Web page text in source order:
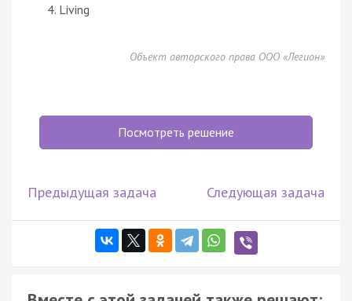
Living
Объект авторского права ООО «Легион»
Посмотреть решение
Предыдущая задача Следующая задача